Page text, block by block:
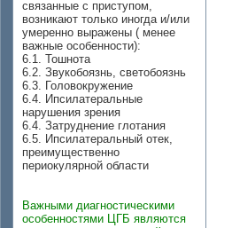
связанные с приступом,
возникают только иногда и/или
умеренно выражены ( менее
важные особенности):
6.1. Тошнота
6.2. Звукобоязнь, светобоязнь
6.3. Головокружение
6.4. Ипсилатеральные
нарушения зрения
6.4. Затруднение глотания
6.5. Ипсилатеральный отек,
преимущественно
периокулярной области
Важными диагностическими
особенностями ЦГБ являются